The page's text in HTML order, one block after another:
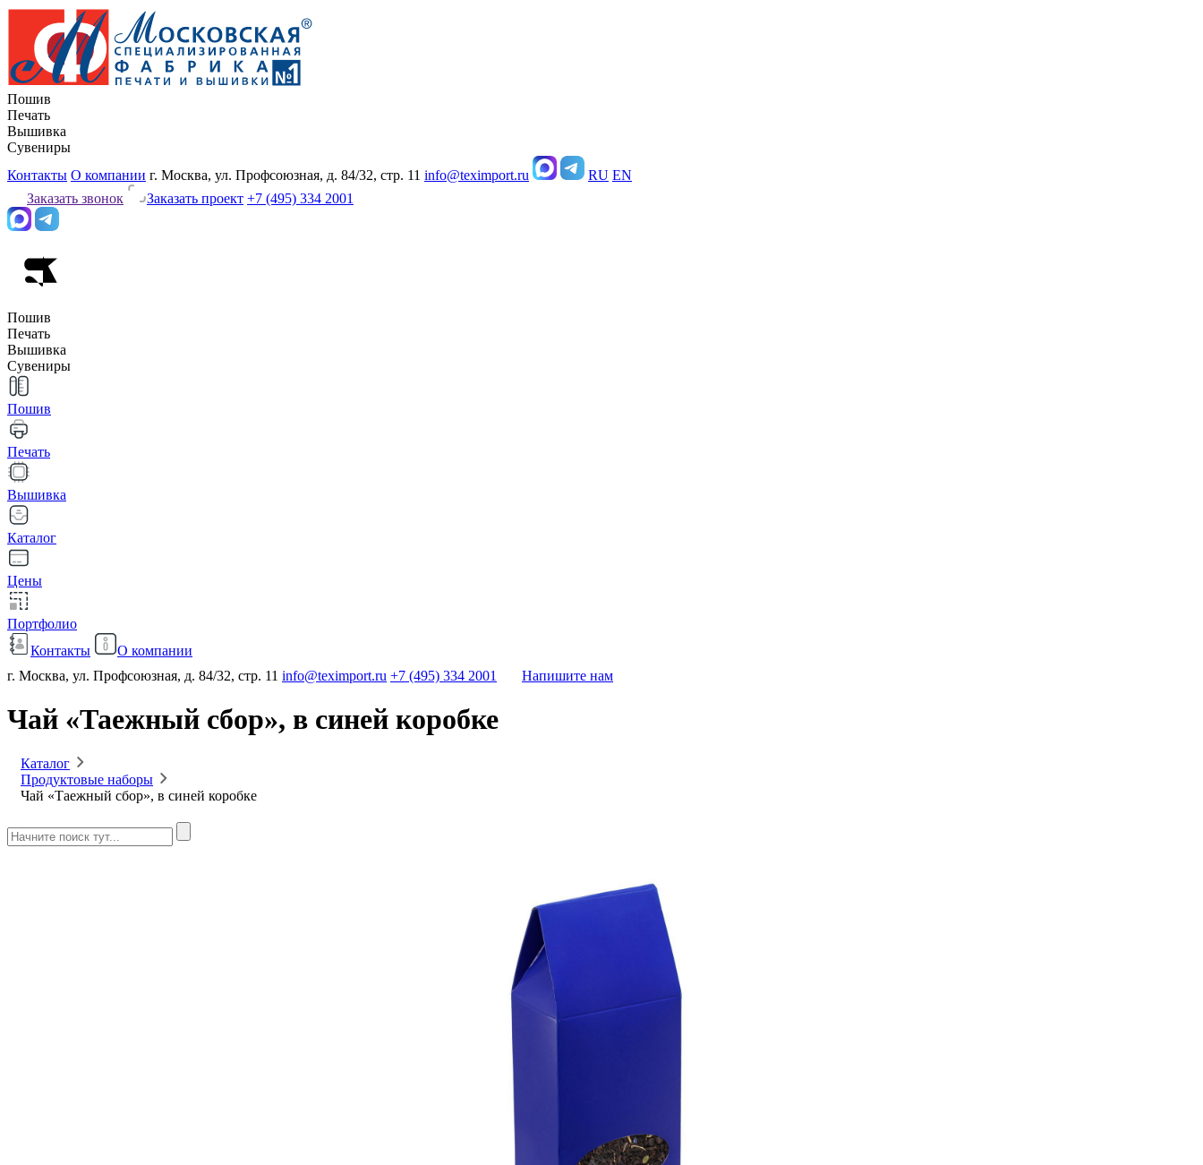
Пошив
Печать
Вышивка
Сувениры
Контакты О компании г. Москва, ул. Профсоюзная, д. 84/32, стр. 11 info@teximport.ru RU EN
Заказать звонок
Заказать проект +7 (495) 334 2001
Пошив
Печать
Вышивка
Сувениры
Пошив
Печать
Вышивка
Каталог
Цены
Портфолио
Контакты
О компании
г. Москва, ул. Профсоюзная, д. 84/32, стр. 11 info@teximport.ru +7 (495) 334 2001 Напишите нам
Чай «Таежный сбор», в синей коробке
Каталог
Продуктовые наборы
Чай «Таежный сбор», в синей коробке